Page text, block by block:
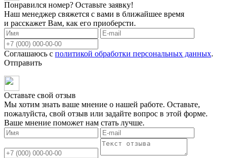
Понравился номер? Оставьте заявку!
Наш менеджер свяжется с вами в ближайшее время
и расскажет Вам, как его приоберсти.
Соглашаюсь с политикой обработки персональных данных.
Отправить
Оставьте свой отзыв
Мы хотим знать ваше мнение о нашей работе. Оставьте,
пожалуйста, свой отзыв или задайте вопрос в этой форме.
Ваше мнение поможет нам стать лучше.